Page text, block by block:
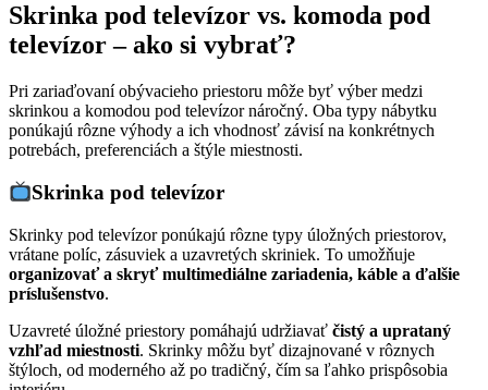
Skrinka pod televízor vs. komoda pod
televízor – ako si vybrať?
Pri zariaďovaní obývacieho priestoru môže byť výber medzi
skrinkou a komodou pod televízor náročný. Oba typy nábytku
ponúkajú rôzne výhody a ich vhodnosť závisí na konkrétnych
potrebách, preferenciách a štýle miestnosti.
Skrinka pod televízor
Skrinky pod televízor ponúkajú rôzne typy úložných priestorov,
vrátane políc, zásuviek a uzavretých skriniek. To umožňuje
organizovať a skryť multimediálne zariadenia, káble a ďalšie
príslušenstvo.
Uzavreté úložné priestory pomáhajú udržiavať čistý a uprataný
vzhľad miestnosti. Skrinky môžu byť dizajnované v rôznych
štýloch, od moderného až po tradičný, čím sa ľahko prispôsobia